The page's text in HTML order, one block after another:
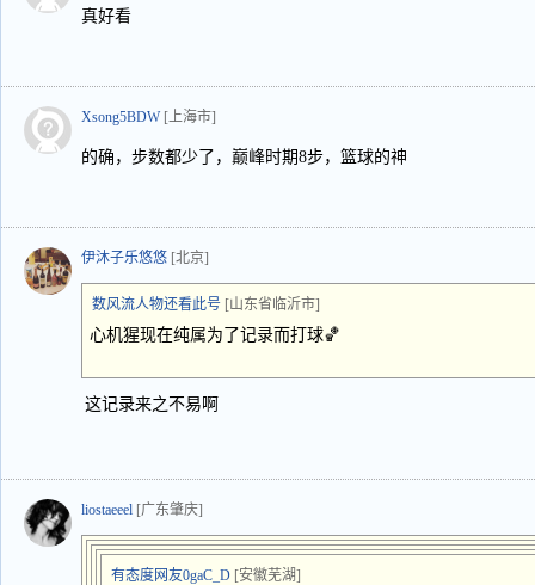
真好看
Xsong5BDW [上海市]
的确，步数都少了，巅峰时期8步，篮球的神
伊沐子乐悠悠 [北京]
数风流人物还看此号 [山东省临沂市]
心机猩现在纯属为了记录而打球🏀
这记录来之不易啊
liostaeeel [广东肇庆]
有态度网友0gaC_D [安徽芜湖]